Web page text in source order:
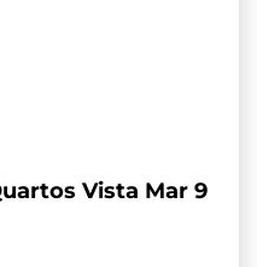
Vista Mar 9